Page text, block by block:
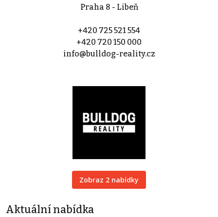
Praha 8 - Libeň
+420 725 521 554
+420 720 150 000
info@bulldog-reality.cz
Zobraz 2 nabídky
Aktuální nabídka